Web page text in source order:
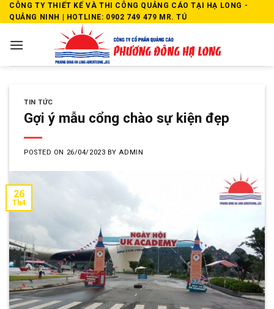
Skip
to
CÔNG TY THIẾT KẾ VÀ THI CÔNG QUẢNG CÁO TẠI HẠ LONG -
QUẢNG NINH | HOTLINE: 0902 749 479 MR. TÚ
TIN TỨC
Gợi ý mẫu cổng chào sự kiện đẹp
POSTED ON 26/04/2023 BY ADMIN
26
Th4